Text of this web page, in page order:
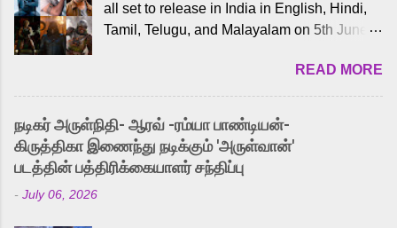
all set to release in India in English, Hindi,
Tamil, Telugu, and Malayalam on 5th June,
received a lot of love from cult He-Man fans
and offered audiences an exciting glimpse
into the world of Eternia, the recently
released Tamil trailer has also generated
strong excitement among Tamil audiences.
Adding to the growing buzz is the film’s
READ MORE
நடிகர் அருள்நிதி- ஆரவ் -ரம்யா பாண்டியன்-
கிருத்திகா இணைந்து நடிக்கும் 'அருள்வான்'
படத்தின் பத்திரிக்கையாளர் சந்திப்பு
- July 06, 2026